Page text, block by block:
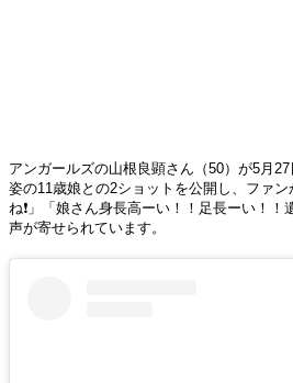
アンガールズの山根良顕さん（50）が5月
姿の11歳娘との2ショットを公開し、ファ
ね❗️」「娘さん身長高ーい！！足長ーい！
声が寄せられています。